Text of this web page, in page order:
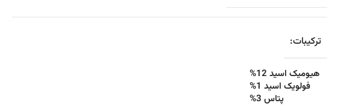
ترکیبات:
هیومیک اسید 12%
فولویک اسید 1%
پتاس 3%